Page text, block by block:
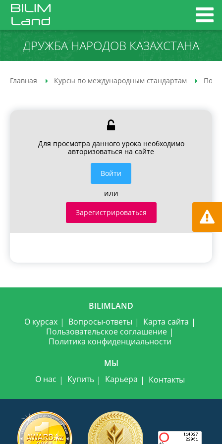
ДРУЖБА НАРОДОВ КАЗАХСТАНА
Главная Курсы по международным стандартам
Для просмотра данного урока необходимо
авторизоваться на сайте
Войти
или
Зарегистрироваться
BILIMLAND
О курсах
Вопросы-ответы
Карта сайта
Пользовательское соглашение
Политика конфиденциальности
МЫ
О нас
Купить Карьера Контакты